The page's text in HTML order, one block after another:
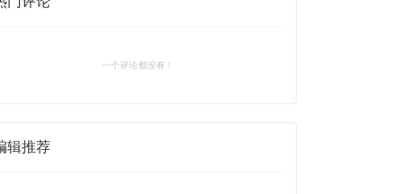
一个评论都没有！
辑推荐